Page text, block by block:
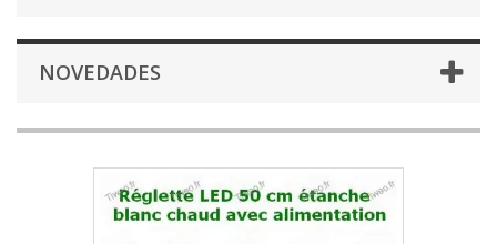
NOVEDADES